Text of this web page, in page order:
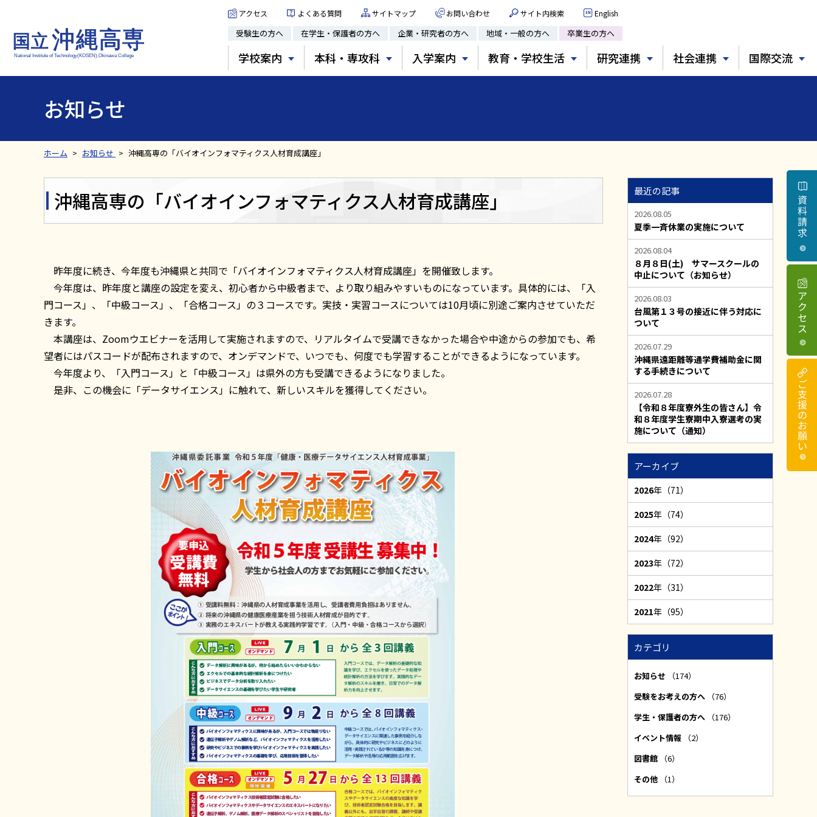
アクセス よくある質問 サイトマップ お問い合わせ サイト内検索 English
受験生の方へ 在学生・保護者の方へ 企業・研究者の方へ 地域・一般の方へ 卒業生の方へ
学校案内 本科・専攻科 入学案内 教育・学校生活 研究連携 社会連携 国際交流
お知らせ
ホーム お知らせ 沖縄高専の「バイオインフォマティクス人材育成講座」
沖縄高専の「バイオインフォマティクス人材育成講座」
昨年度に続き、今年度も沖縄県と共同で「バイオインフォマティクス人材育成講座」を開催致します。
今年度は、昨年度と講座の設定を変え、初心者から中級者まで、より取り組みやすいものになっています。具体的には、「入
門コース」、「中級コース」、「合格コース」の３コースです。実技・実習コースについては10月頃に別途ご案内させていただ
きます。
本講座は、Zoomウエビナーを活用して実施されますので、リアルタイムで受講できなかった場合や中途からの参加でも、希
望者にはパスコードが配布されますので、オンデマンドで、いつでも、何度でも学習することができるようになっています。
今年度より、「入門コース」と「中級コース」は県外の方も受講できるようになりました。
是非、この機会に「データサイエンス」に触れて、新しいスキルを獲得してください。
最近の記事
2026.08.05
夏季一斉休業の実施について
2026.08.04
８月８日(土) サマースクールの
中止について（お知らせ）
2026.08.03
台風第１３号の接近に伴う対応に
ついて
2026.07.29
沖縄県遠距離等通学費補助金に関
する手続きについて
2026.07.28
【令和８年度寮外生の皆さん】令
和８年度学生寮期中入寮選考の実
施について（通知）
アーカイブ
2026年（71）
2025年（74）
2024年（92）
2023年（72）
2022年（31）
2021年（95）
カテゴリ
お知らせ
（174）
受験をお考えの方へ
（76）
学生・保護者の方へ
（176）
イベント情報
（2）
図書館
（6）
その他
（1）